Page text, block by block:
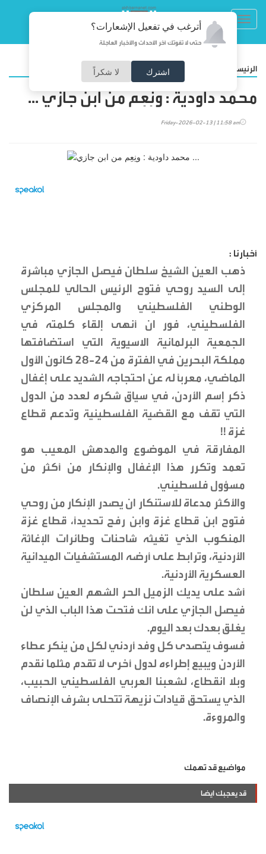
أترغب في تفعيل الإشعارات؟
حتى لا تفوتك آخر الأحداث والأخبار العاجلة
اشترك لا شكراً الرئيسية
محمد داودية : ونِعِم من ابن جازي ...
Friday-2026-02-13 | 11:58 am
أخبارنا :
ذهب العين الشيخ سلطان فيصل الجازي مباشرة
إلى السيد روحي فتوح الرئيس الحالي للمجلس
الوطني الفلسطيني والمجلس المركزي
الفلسطيني، فور ان أنهى إلقاء كلمته في
الجمعية البرلمانية الاسيوية التي استضافتها
مملكة البحرين في الفترة من 24-28 كانون الأول
الماضي، معربًا له عن احتجاجه الشديد على إغفال
ذكر إسم الأردن، في سياق شكره لعدد من الدول
التي تقف مع القضية الفلسطينية وتدعم قطاع
غزة !!
المفارقة في الموضوع والمدهش المعيب هو
تعمد وتكرر هذا الإغفال والإنكار من أكثر من
مسؤول فلسطيني.
والأكثر مدعاة للاستنكار ان يصدر الإنكار من روحي
فتوح ابن قطاع غزة وابن رفح تحديدًا، قطاع غزة
المنكوب الذي تغيثه شاحنات وطائرات الإغاثة
الأردنية، وترابط على أرضه المستشفيات الميدانية
العسكرية الأردنية.
أشد على يديك الزميل الحر الشهم العين سلطان
فيصل الجازي على انك فتحت هذا الباب الذي لن
يغلق بعدك بعد اليوم.
فسوف يتصدى كل وفد أردني لكل من ينكر عطاء
الأردن ويبيع إطراءه لدول أخرى لا تقدم مثلما نقدم
وبلا انقطاع، لشعبنا العربي الفلسطيني الحبيب،
الذي يستحق قيادات نزيهة تتحلى بشرف الإنصاف
والمروءة.
مواضيع قد تهمك
قد يعجبك ايضا